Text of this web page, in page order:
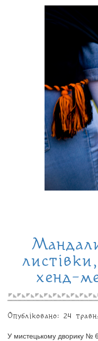
хенд-
Опубліковано: 24
У мистецькому дворику №